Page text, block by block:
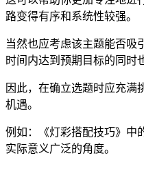
路变得有序和系统性较强。
当然也应考虑该主题能否吸
时间内达到预期目标的同时
因此，在确立选题时应充满
机遇。
例如：《灯彩搭配技巧》中
实际意义广泛的角度。